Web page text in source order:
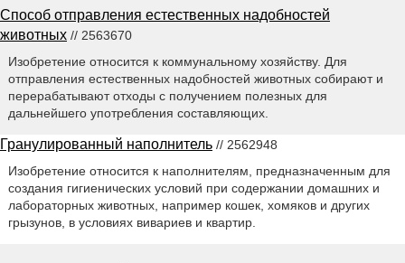
Способ отправления естественных надобностей
животных // 2563670
Изобретение относится к коммунальному хозяйству. Для
отправления естественных надобностей животных собирают и
перерабатывают отходы с получением полезных для
дальнейшего употребления составляющих.
Гранулированный наполнитель // 2562948
Изобретение относится к наполнителям, предназначенным для
создания гигиенических условий при содержании домашних и
лабораторных животных, например кошек, хомяков и других
грызунов, в условиях вивариев и квартир.